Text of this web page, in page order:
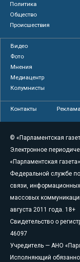
Политика
Общество
Происшествия
Видео
Фото
Мнения
Медиацентр
Колумнисты
Контакты Реклама
© «Парламентская
Электронное
«Парламентская
Федеральной службе
связи, информационных
массовых
августа 2011 года. 18+
Свидетельство о
46097
Учредитель — АНО
Исполняющий